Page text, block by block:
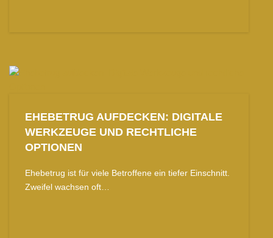
EHEBETRUG AUFDECKEN: DIGITALE
WERKZEUGE UND RECHTLICHE
OPTIONEN
Ehebetrug ist für viele Betroffene ein tiefer Einschnitt.
Zweifel wachsen oft…